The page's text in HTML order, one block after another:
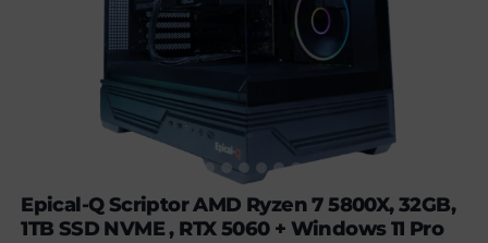
Epical-Q Scriptor AMD Ryzen 7 5800X, 32GB,
1TB SSD NVME , RTX 5060 + Windows 11 Pro